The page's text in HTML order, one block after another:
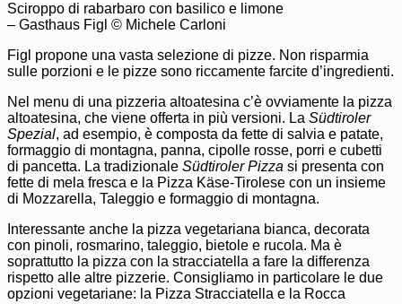
Sciroppo di rabarbaro con basilico e limone
– Gasthaus Figl © Michele Carloni
Figl propone una vasta selezione di pizze. Non risparmia
sulle porzioni e le pizze sono riccamente farcite d’ingredienti.
Nel menu di una pizzeria altoatesina c’è ovviamente la pizza
altoatesina, che viene offerta in più versioni. La Südtiroler
Spezial, ad esempio, è composta da fette di salvia e patate,
formaggio di montagna, panna, cipolle rosse, porri e cubetti
di pancetta. La tradizionale Südtiroler Pizza si presenta con
fette di mela fresca e la Pizza Käse-Tirolese con un insieme
di Mozzarella, Taleggio e formaggio di montagna.
Interessante anche la pizza vegetariana bianca, decorata
con pinoli, rosmarino, taleggio, bietole e rucola. Ma è
soprattutto la pizza con la stracciatella a fare la differenza
rispetto alle altre pizzerie. Consigliamo in particolare le due
opzioni vegetariane: la Pizza Stracciatella e la Rocca